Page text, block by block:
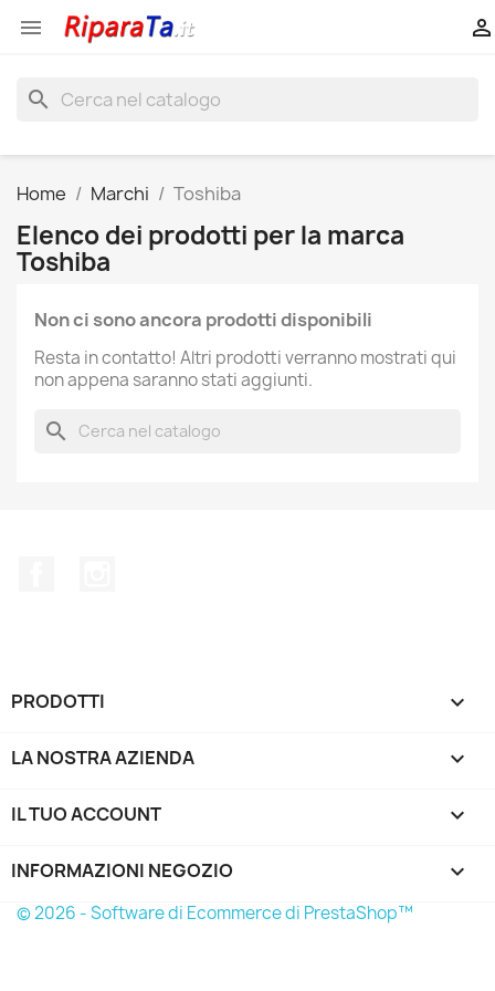
 
search
Home Marchi Toshiba
Elenco dei prodotti per la marca
Toshiba
Non ci sono ancora prodotti disponibili
Resta in contatto! Altri prodotti verranno mostrati qui
non appena saranno stati aggiunti.
search
PRODOTTI 
LA NOSTRA AZIENDA 
IL TUO ACCOUNT 
INFORMAZIONI NEGOZIO keyboard_arrow_down
© 2026 - Software di Ecommerce di PrestaShop™